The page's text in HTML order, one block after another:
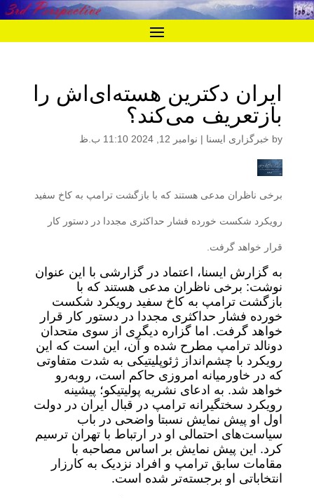
ایران دکترین هسته‌ای‌اش را
بازتعریف می‌کند؟
by خبرگزاری ایسنا | نوامبر 12, 2024 11:10 ب.ظ
برخی ناظران مدعی هستند که با بازگشت ترامپ به کاخ سفید
رویکرد شکست خورده فشار حداکثری مجددا در دستور کار
قرار خواهد گرفت.
به گزارش ایسنا، اعتماد در گزارشی با این عنوان
نوشت: برخی ناظران مدعی هستند که با
بازگشت ترامپ به کاخ سفید رویکرد شکست
خورده فشار حداکثری مجددا در دستور کار قرار
خواهد گرفت. اما گزاره دیگری از سوی متحدان
دونالد ترامپ مطرح شده و آن، این است که این
رویکرد با چشم‌انداز ژئوپلیتیکی به ‌شدت متفاوتی
که در خاورمیانه امروزی حاکم است، روبه‌رو
خواهد شد. به ادعای نشریه پولیتیکو؛ پیشینه
رویکرد سختگیرانه ترامپ در قبال ایران در دولت
اول او پیش ‌نمایش نسبتا واضحی در باب
سیاست‌های احتمالی او در ارتباط با تهران ترسیم
کرد. این پیش نمایش بر اساس مصاحبه با
مقامات سابق ترامپ و افراد نزدیک به کارزار
انتخاباتی او برجسته‌تر شده است.